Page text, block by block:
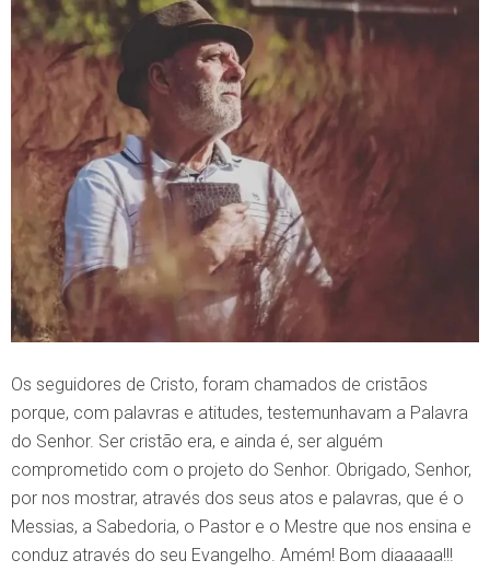
Os seguidores de Cristo, foram chamados de cristãos
porque, com palavras e atitudes, testemunhavam a Palavra
do Senhor. Ser cristão era, e ainda é, ser alguém
comprometido com o projeto do Senhor. Obrigado, Senhor,
por nos mostrar, através dos seus atos e palavras, que é o
Messias, a Sabedoria, o Pastor e o Mestre que nos ensina e
conduz através do seu Evangelho. Amém! Bom diaaaaa!!!